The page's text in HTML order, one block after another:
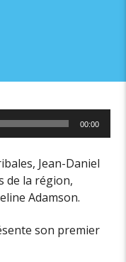
00:00
Jean-Daniel
de la région,
Adamson.
son premier